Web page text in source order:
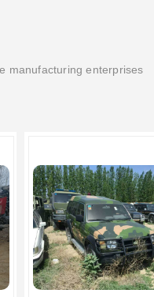
manufacturing enterprises